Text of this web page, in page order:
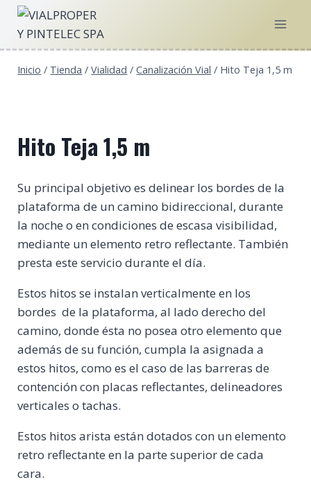
Saltar
contenido
Inicio / Tienda / Vialidad / Canalización Vial / Hito Teja 1,5 m
Hito Teja 1,5 m
Su principal objetivo es delinear los bordes de la
plataforma de un camino bidireccional, durante
la noche o en condiciones de escasa visibilidad,
mediante un elemento retro reflectante. También
presta este servicio durante el día.
Estos hitos se instalan verticalmente en los
bordes de la plataforma, al lado derecho del
camino, donde ésta no posea otro elemento que
además de su función, cumpla la asignada a
estos hitos, como es el caso de las barreras de
contención con placas reflectantes, delineadores
verticales o tachas.
Estos hitos arista están dotados con un elemento
retro reflectante en la parte superior de cada
cara.